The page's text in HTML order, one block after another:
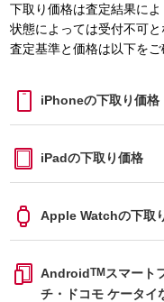
下取り価格は査定結果によ
状態によっては受付不可と
査定基準と価格は以下をご
iPhoneの下取り価格
iPadの下取り価格
Apple Watchの下取
AndroidTMスマート
チ・ドコモ ケータイ